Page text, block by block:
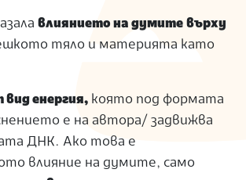
влиянието на думите върху
тяло и материята като
енергия, която под формата
е на автора/ задвижва
ДНК. Ако това е
влияние на думите, само